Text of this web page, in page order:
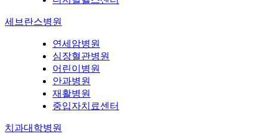
세브란스병원
연세암병원
심장혈관병원
어린이병원
안과병원
재활병원
중입자치료센터
치과대학병원